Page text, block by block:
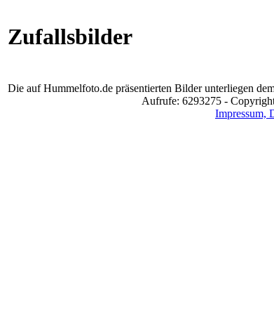
Zufallsbilder
Die auf Hummelfoto.de präsentierten Bilder unterliegen
Aufrufe: 6293275 -
Impressum,